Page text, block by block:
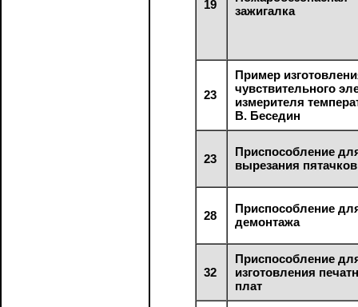
19
зажигалка
23
Пример
чувствительного
измерителя
В. Беседин
23
Приспособление
вырезания пятачков
28
Приспособление
демонтажа
32
Приспособление
изготовления
плат